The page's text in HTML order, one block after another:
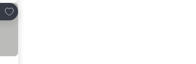
Zu Favoriten hinzufügen